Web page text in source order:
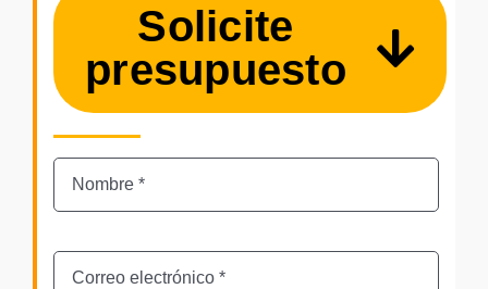
Solicite
presupuesto